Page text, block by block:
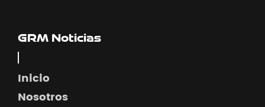
GRM Noticias
Inicio
Nosotros